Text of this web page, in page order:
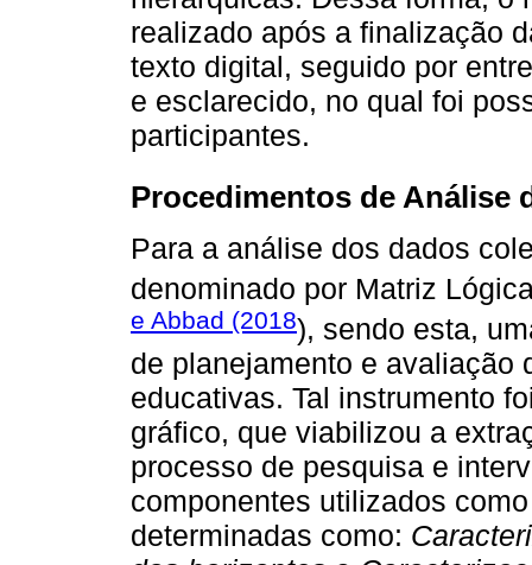
realizado após a finalização
texto digital, seguido por
e esclarecido, no qual foi
participantes.
Procedimentos de Análise
Para a análise dos dados
denominado por Matriz
e Abbad (2018), sendo esta,
de planejamento e avaliação
educativas. Tal instrumento
gráfico, que viabilizou a
processo de pesquisa e
componentes utilizados
determinadas como: